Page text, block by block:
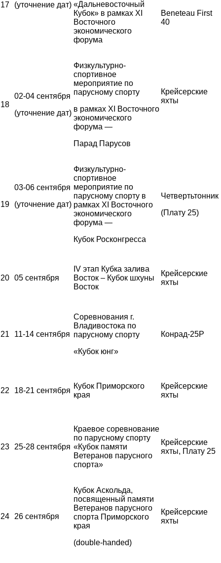
17 (уточнение дат) «Дальневосточный
Кубок» в рамках XI
Восточного
экономического
форума
Beneteau First
40
18
02-04 сентября
(уточнение дат)
Физкультурно-
спортивное
мероприятие по
парусному спорту
в рамках XI Восточного
экономического
форума —
Парад Парусов
Крейсерские
яхты
19
03-06 сентября
(уточнение дат)
Физкультурно-
спортивное
мероприятие по
парусному спорту в
рамках XI Восточного
экономического
форума —
Кубок Росконгресса
Четвертьтонник
(Плату 25)
20 05 сентября
IV этап Кубка залива
Восток – Кубок шхуны
Восток
Крейсерские
яхты
21 11-14 сентября
Соревнования г.
Владивостока по
парусному спорту
«Кубок юнг»
Конрад-25Р
22 18-21 сентября
Кубок Приморского
края
Крейсерские
яхты
23 25-28 сентября
Краевое соревнование
по парусному спорту
«Кубок памяти
Ветеранов парусного
спорта»
Крейсерские
яхты, Плату 25
24 26 сентября
Кубок Аскольда,
посвященный памяти
Ветеранов парусного
спорта Приморского
края
(double-handed)
Крейсерские
яхты